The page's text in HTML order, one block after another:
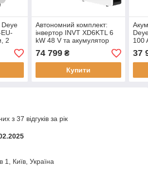
Deye
2
Автономний комплект:
інвертор INVT XD6KTL 6
kW 48 V та акумулятор
100Ah 51,2 INVT GRP5.12-
WLV
74 799₴
Купити
100
37
з 37 відгуків за рік
1, Київ, Україна